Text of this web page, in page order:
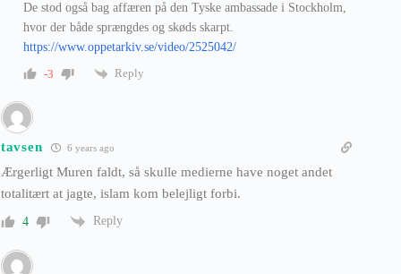
De stod også bag affæren på den Tyske ambassade i Stockholm,
hvor der både sprængdes og skøds skarpt.
https://www.oppetarkiv.se/video/2525042/
-3
Reply
tavsen 6 years ago
Ærgerligt Muren faldt, så skulle medierne have noget andet
totalitært at jagte, islam kom belejligt forbi.
4 Reply